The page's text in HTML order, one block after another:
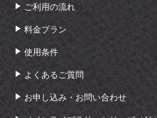
ご利用の流れ
料金プラン
使用条件
よくあるご質問
お申し込み・お問い合わせ